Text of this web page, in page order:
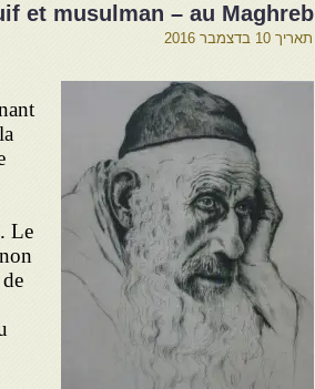
et musulman – au Maghreb
תאריך 10 בדצמבר 2016
Le